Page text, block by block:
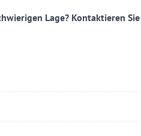
Lage? Kontaktieren